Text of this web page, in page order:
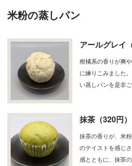
米粉の蒸しパン
アールグレイ
柑橘系の香りが爽
に練りこみました
い蒸しパンを是非
抹茶（320円）
抹茶の香りが、米
のテイストを感じ
感とともに、抹茶